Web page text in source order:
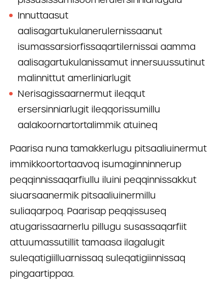
Innuttaasut
aalisagartukulanerulernissaanut
isumassarsiorfissaqartilernissai aamma
aalisagartukulanissamut innersuussutinut
malinnittut amerliniarlugit
Nerisagissaarnermut ileqqut
ersersinniarlugit ileqqorissumillu
aalakoornartortalimmik atuineq
Paarisa nuna tamakkerlugu pitsaaliuinermut
immikkoortortaavoq isumaginninnerup
peqqinnissaqarfiullu iluini peqqinnissakkut
siuarsaanermik pitsaaliuinermillu
suliaqarpoq. Paarisap peqqissuseq
atugarissaarnerlu pillugu susassaqarfiit
attuumassutillit tamaasa ilagalugit
suleqatigiilluarnissaq suleqatigiinnissaq
pingaartippaa.